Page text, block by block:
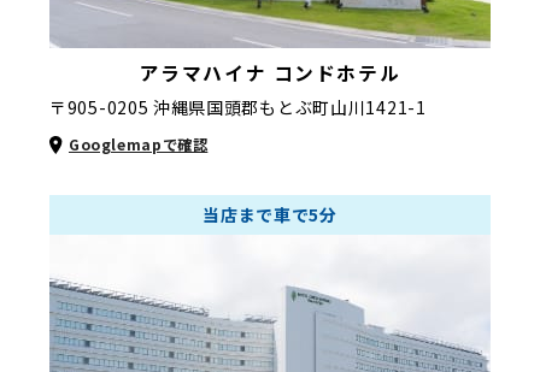
アラマハイナ コンドホテル
〒905-0205 沖縄県国頭郡もとぶ町山川1421-1
Googlemapで確認
当店まで車で5分